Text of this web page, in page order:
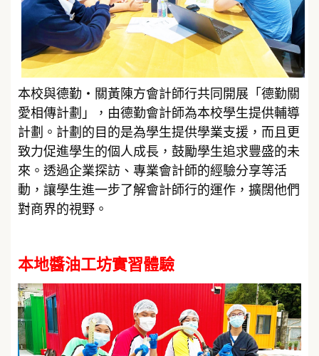
本校與德勤‧關黃陳方會計師行共同開展「德勤關
愛相傳計劃」，由德勤會計師為本校學生提供輔導
計劃。計劃的目的是為學生提供學業支援，而且更
致力促進學生的個人成長，鼓勵學生追求豐盛的未
來。透過企業探訪、專業會計師的經驗分享等活
動，讓學生進一步了解會計師行的運作，擴闊他們
對商界的視野。
本地醬油工坊實習體驗